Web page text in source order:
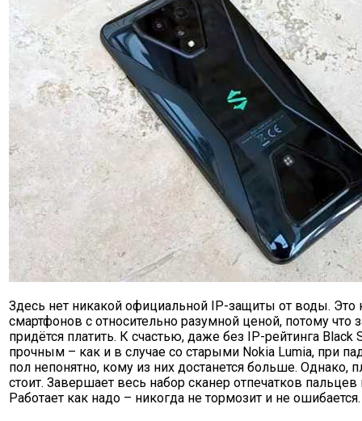
Здесь нет никакой официальной IP-защиты от воды. Это
смартфонов с относительно разумной ценой, потому что
придётся платить. К счастью, даже без IP-рейтинга Black
прочным – как и в случае со старыми Nokia Lumia, при
пол непонятно, кому из них достанется больше. Однако,
стоит. Завершает весь набор сканер отпечатков
Работает как надо – никогда не тормозит и не ошибается.